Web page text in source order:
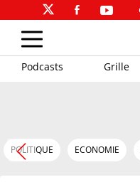
Podcasts Grille
POLITIQUE ECONOMIE